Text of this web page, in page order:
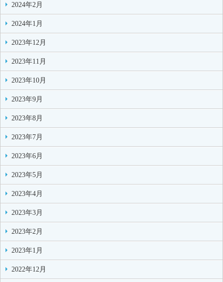
2024年2月
2024年1月
2023年12月
2023年11月
2023年10月
2023年9月
2023年8月
2023年7月
2023年6月
2023年5月
2023年4月
2023年3月
2023年2月
2023年1月
2022年12月